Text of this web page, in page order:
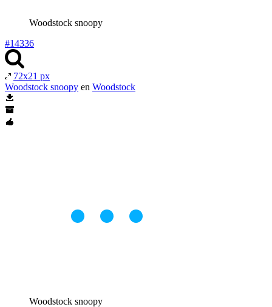
Woodstock snoopy
#14336
72x21 px
Woodstock snoopy en Woodstock
Woodstock snoopy